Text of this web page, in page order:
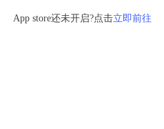
App store还未开启?点击立即前往